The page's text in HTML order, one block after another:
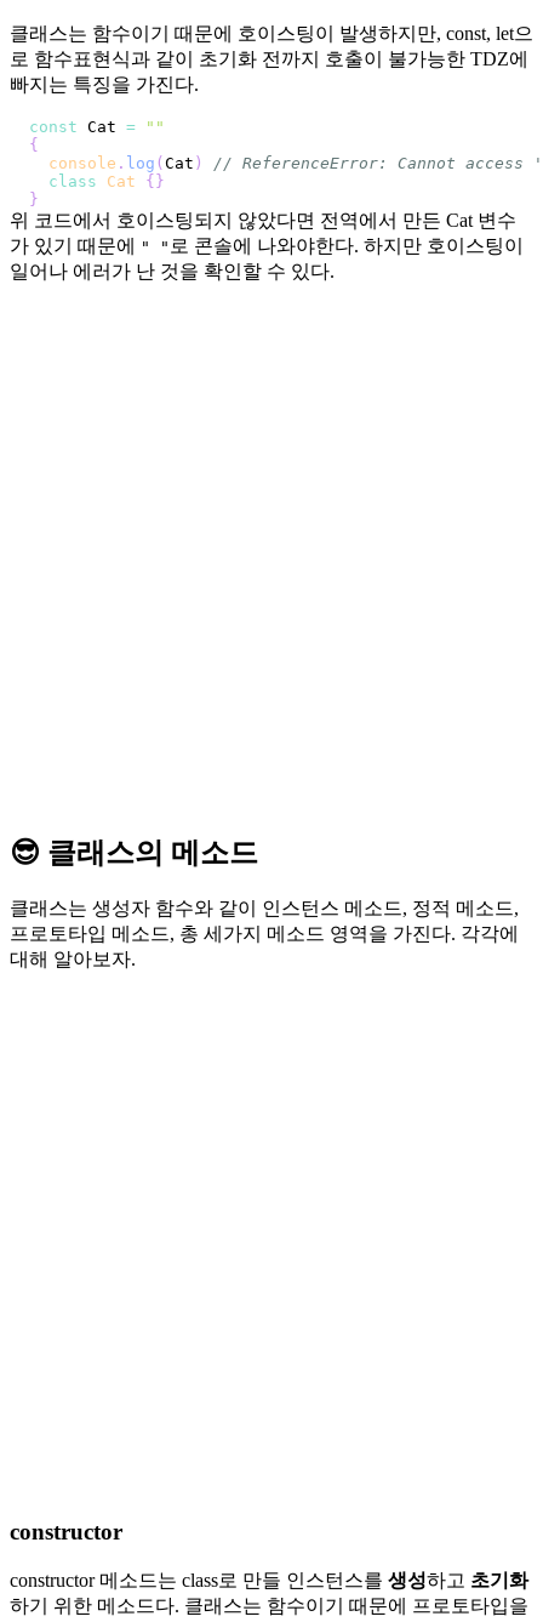
클래스는 함수이기 때문에 호이스팅이 발생하지만, const, let으
로 함수표현식과 같이 초기화 전까지 호출이 불가능한 TDZ에
빠지는 특징을 가진다.
const Cat =
""
{
console . log ( Cat )
// ReferenceError: Cannot
class
Cat { }
}
위 코드에서 호이스팅되지 않았다면 전역에서 만든 Cat 변수
가 있기 때문에
" " 로 콘솔에 나와야한다. 하지만 호이스팅이
일어나 에러가 난 것을 확인할 수 있다.
😎 클래스의 메소드
클래스는 생성자 함수와 같이 인스턴스 메소드, 정적 메소드,
프로토타입 메소드, 총 세가지 메소드 영역을 가진다. 각각에
대해 알아보자.
constructor
constructor 메소드는 class로 만들 인스턴스를 생성하고 초기화
하기 위한 메소드다. 클래스는 함수이기 때문에 프로토타입을